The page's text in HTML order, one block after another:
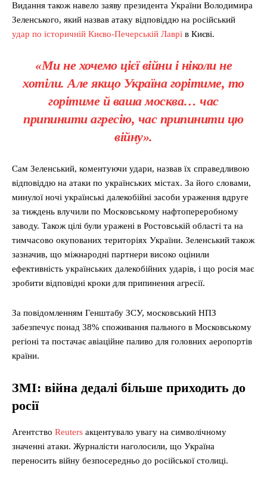
Видання також навело заяву президента України Володимира
Зеленського, який назвав атаку відповіддю на російський
удар по історичній Києво-Печерській Лаврі в Києві.
«Ми не хочемо цієї війни і ніколи не
хотіли. Але якщо Україна горітиме, то
горітиме й ваша москва… час
припинити агресію, час припинити цю
війну».
Сам Зеленський, коментуючи удари, назвав їх справедливою
відповіддю на атаки по українських містах. За його словами,
минулої ночі українські далекобійні засоби ураження вдруге
за тиждень влучили по Московському нафтопереробному
заводу. Також цілі були уражені в Ростовській області та на
тимчасово окупованих територіях України. Зеленський також
зазначив, що міжнародні партнери високо оцінили
ефективність українських далекобійних ударів, і що росія має
зробити відповідні кроки для припинення агресії.
За повідомленням Генштабу ЗСУ, московський НПЗ
забезпечує понад 38% споживання пального в Московському
регіоні та постачає авіаційне паливо для головних аеропортів
країни.
ЗМІ: війна дедалі більше приходить до
росії
Агентство Reuters акцентувало увагу на символічному
значенні атаки. Журналісти наголосили, що Україна
переносить війну безпосередньо до російської столиці.